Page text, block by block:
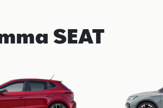
SEAT